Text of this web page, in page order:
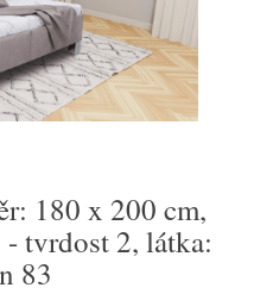
180 x 200 cm,
tvrdost 2, látka:
83